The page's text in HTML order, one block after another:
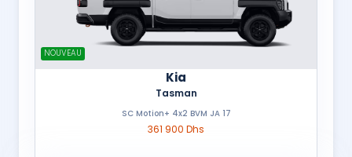
NOUVEAU
Kia
Tasman
SC Motion+ 4x2 BVM JA 17
361 900 Dhs